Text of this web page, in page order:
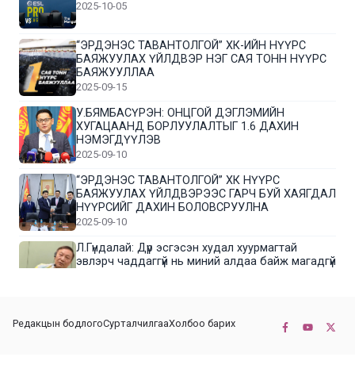
2025-10-05
“ЭРДЭНЭС ТАВАНТОЛГОЙ” ХК-ИЙН НҮҮРС
БАЯЖУУЛАХ ҮЙЛДВЭР НЭГ САЯ ТОНН НҮҮРС
БАЯЖУУЛЛАА
2025-09-15
У.БЯМБАСҮРЭН: ОНЦГОЙ ДЭГЛЭМИЙН
ХУГАЦААНД БОРЛУУЛАЛТЫГ 1.6 ДАХИН
НЭМЭГДҮҮЛЭВ
2025-09-10
“ЭРДЭНЭС ТАВАНТОЛГОЙ” ХК НҮҮРС
БАЯЖУУЛАХ ҮЙЛДВЭРЭЭС ГАРЧ БУЙ ХАЯГДАЛ
НҮҮРСИЙГ ДАХИН БОЛОВСРУУЛНА
2025-09-10
Л.Гүндалай: Дүр эсгэсэн худал хуурмагтай
эвлэрч чаддаггүй нь миний алдаа байж магадгүй
БАГИЙН ИРГЭДИЙН ТӨЛӨӨЛӨЛ НҮҮРС
Редакцын бодлогоСурталчилгааХолбоо барих